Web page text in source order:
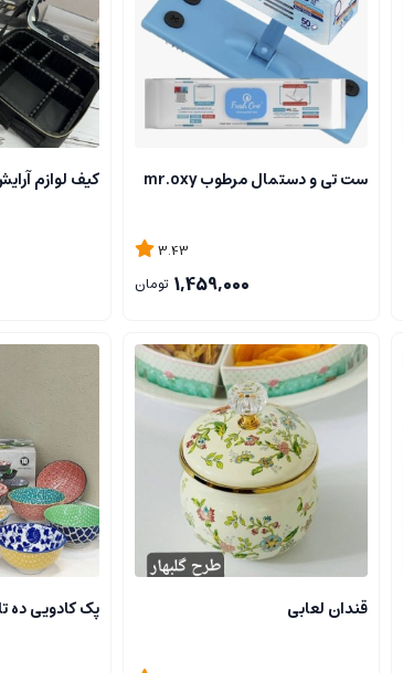
ست تی و دستمال مرطوب mr.oxy
3.43
1,459,000 تومان
کیف لوازم
قندان لعابی پک کادویی ده